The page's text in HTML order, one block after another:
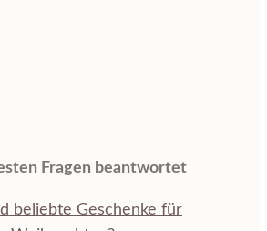
Fragen beantwortet
beliebte Geschenke für